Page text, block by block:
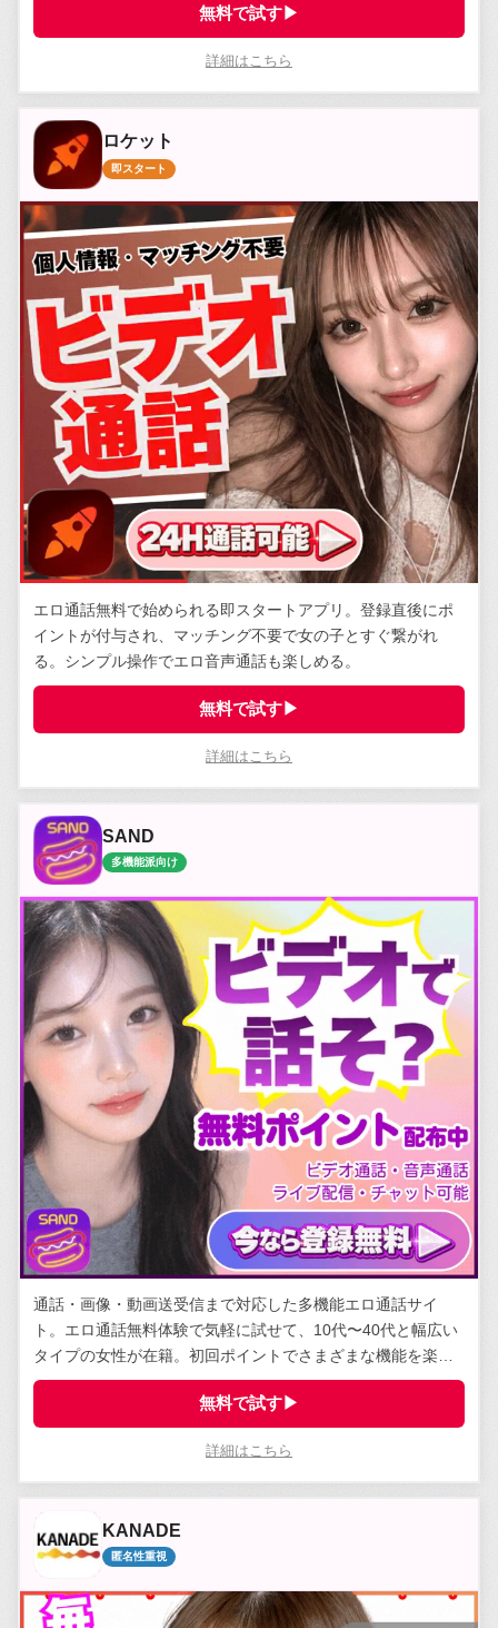
無料で試す▶
詳細はこちら
ロケット
即スタート
エロ通話無料で始められる即スタートアプリ。登録直後にポ
イントが付与され、マッチング不要で女の子とすぐ繋がれ
る。シンプル操作でエロ音声通話も楽しめる。
無料で試す▶
詳細はこちら
SAND
多機能派向け
通話・画像・動画送受信まで対応した多機能エロ通話サイ
ト。エロ通話無料体験で気軽に試せて、10代〜40代と幅広い
タイプの女性が在籍。初回ポイントでさまざまな機能を楽し
める。
無料で試す▶
詳細はこちら
KANADE
匿名性重視